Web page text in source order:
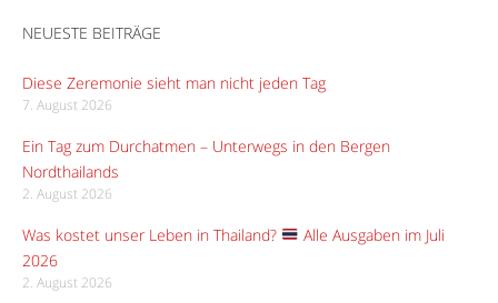
NEUESTE BEITRÄGE
Diese Zeremonie sieht man nicht jeden Tag
7. August 2026
Ein Tag zum Durchatmen – Unterwegs in den Bergen
Nordthailands
2. August 2026
Was kostet unser Leben in Thailand?
Alle Ausgaben im Juli
2026
2. August 2026